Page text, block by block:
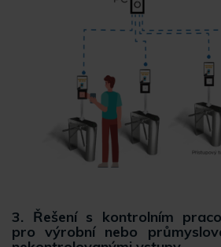
3. Řešení s kontrolním
pro výrobní nebo